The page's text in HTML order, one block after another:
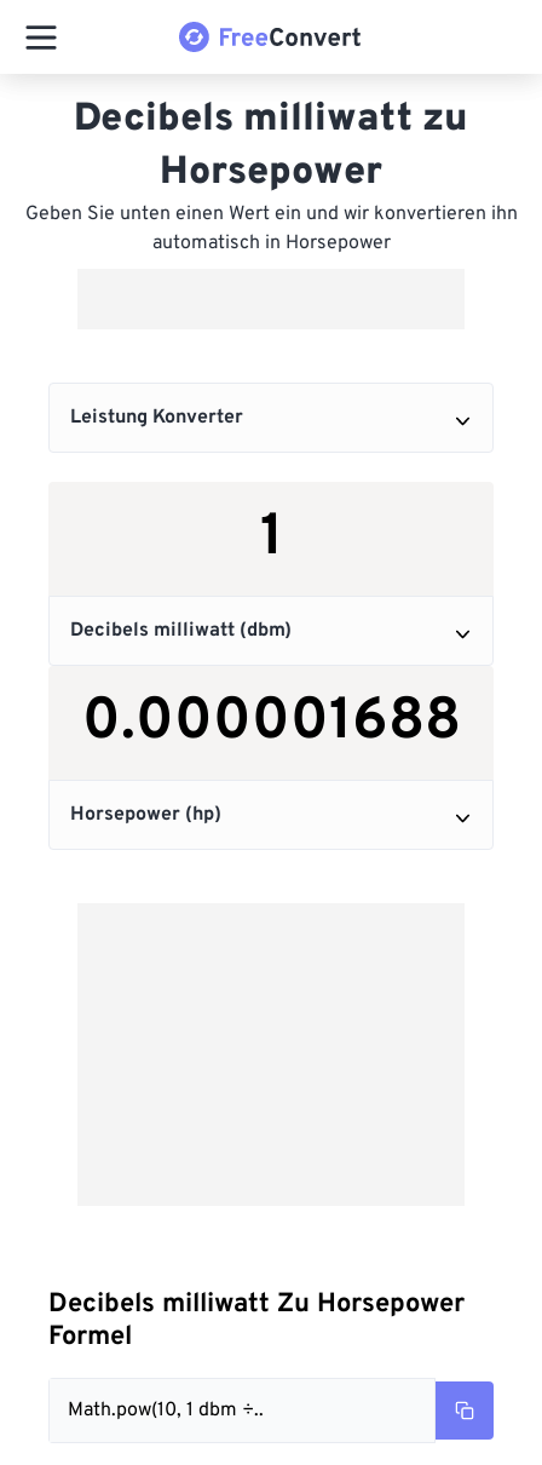
Decibels milliwatt zu
Horsepower
Geben Sie unten einen Wert ein und wir konvertieren ihn
automatisch in Horsepower
Decibels milliwatt Zu Horsepower
Formel
Math.pow(10, 1 dbm ÷..